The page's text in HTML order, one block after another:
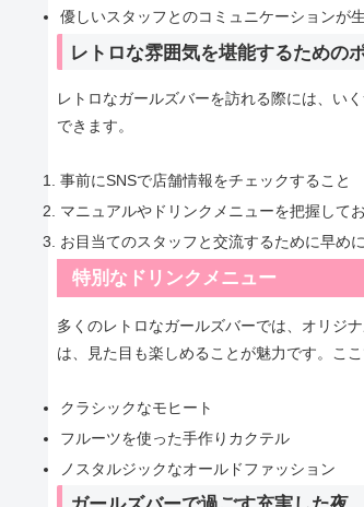
優しいスタッフとのコミュニケーションが
レトロな雰囲気を堪能するための
レトロなガールズバーを訪れる際には、い
できます。
事前にSNSで店舗情報をチェックすること
マニュアルやドリンクメニューを把握して
お目当てのスタッフと交流するために早め
特別なドリンクメニュー
多くのレトロなガールズバーでは、オリジ
は、見た目も楽しめることが魅力です。こ
クラシックなモヒート
フルーツを使った手作りカクテル
ノスタルジックなオールドファッション